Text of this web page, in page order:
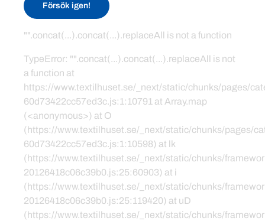
Försök igen!
"".concat(...).concat(...).replaceAll is not a function
TypeError: "".concat(...).concat(...).replaceAll is not
a function at
https://www.textilhuset.se/_next/static/chunks/pages/
60d73422cc57ed3c.js:1:10791 at Array.map
(<anonymous>) at O
(https://www.textilhuset.se/_next/static/chunks/pages/
60d73422cc57ed3c.js:1:10598) at lk
(https://www.textilhuset.se/_next/static/chunks/
20126418c06c39b0.js:25:60903) at i
(https://www.textilhuset.se/_next/static/chunks/
20126418c06c39b0.js:25:119420) at uD
(https://www.textilhuset.se/_next/static/chunks/